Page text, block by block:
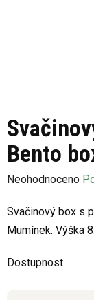
Bento
Průměrné
produktu
je
Neohodnoceno
Svačinový box s
Mumínek. Výška
Dostupnost